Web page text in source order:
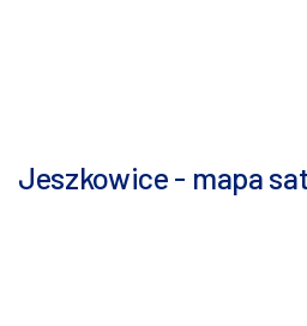
Jeszkowice - mapa